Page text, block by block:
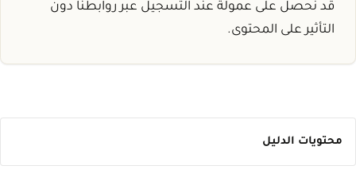
قد نحصل على عمولة عند التسجيل عبر روابطنا دون
التأثير على المحتوى.
محتويات الدليل